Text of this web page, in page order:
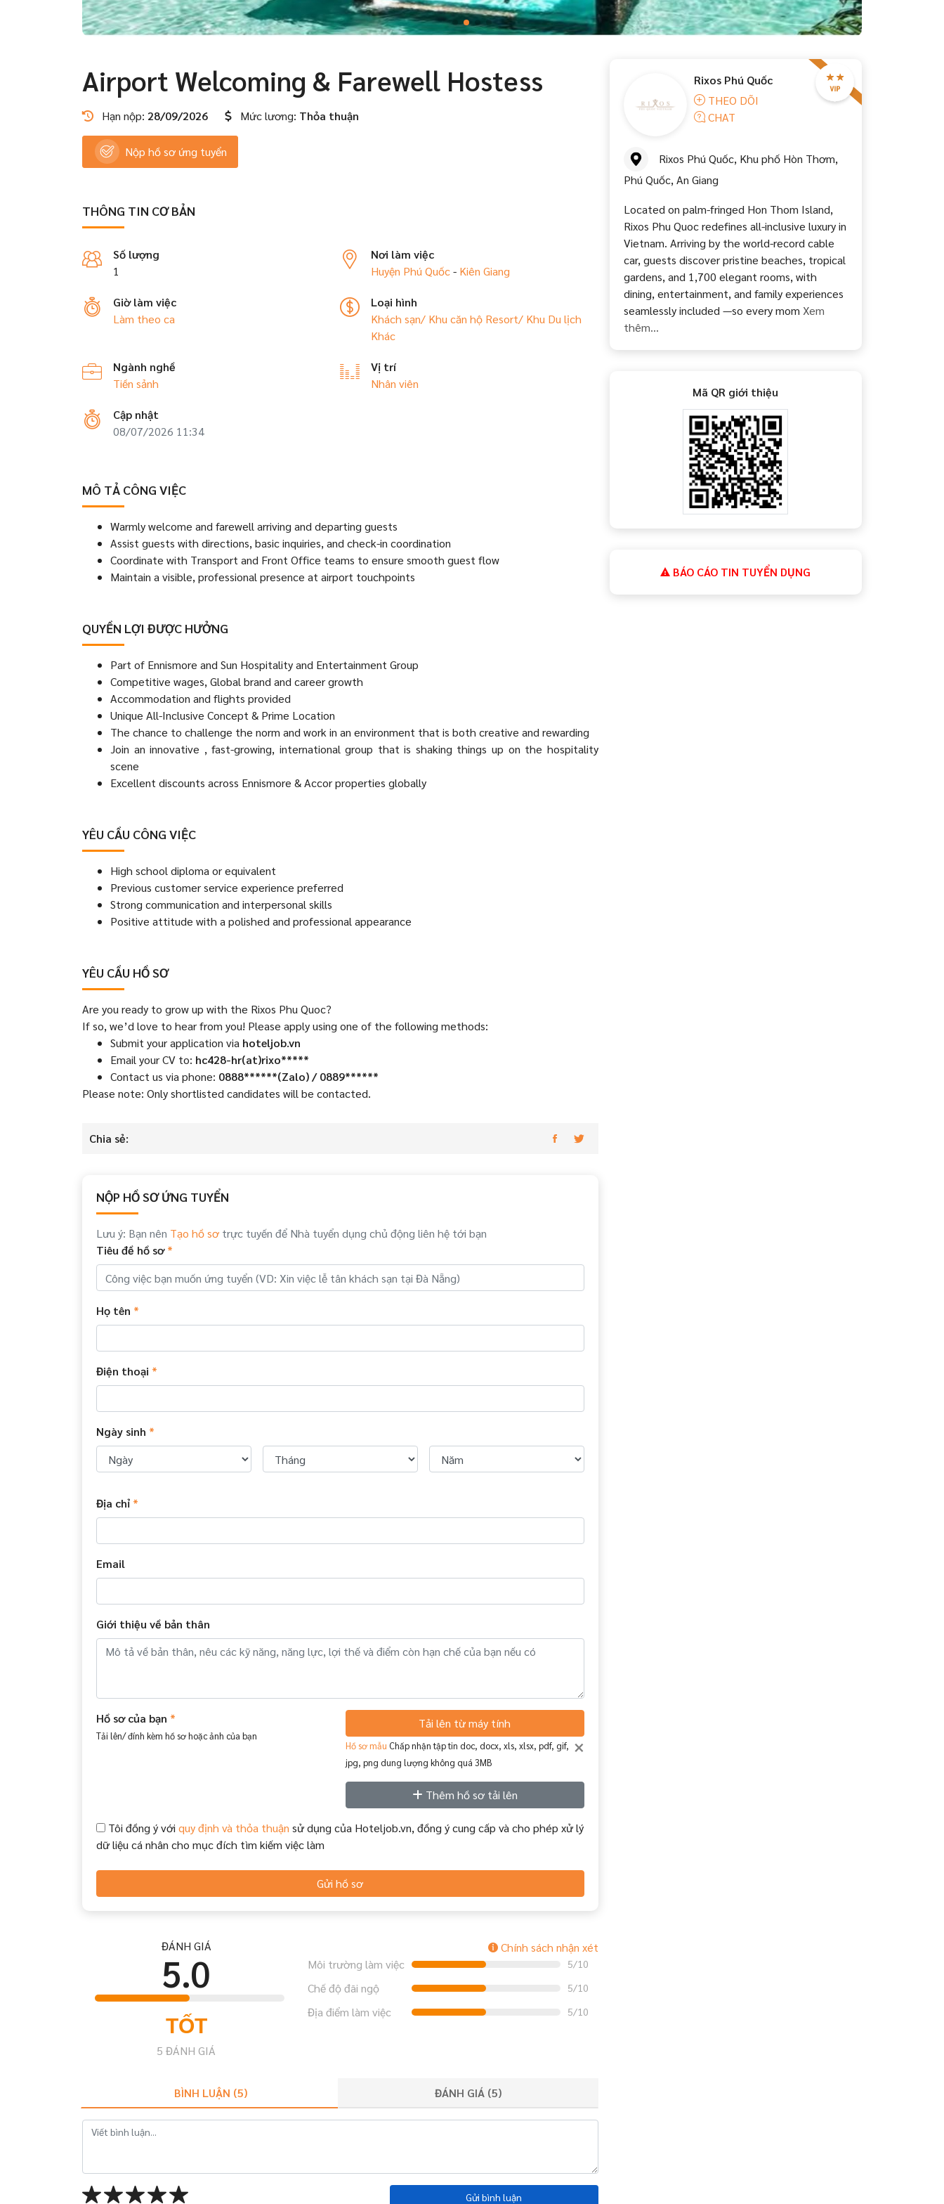
Airport Welcoming & Farewell Hostess
Hạn nộp: 28/09/2026 Mức lương: Thỏa thuận
Nộp hồ sơ ứng tuyển
THÔNG TIN CƠ BẢN
Số lượng
1
Nơi làm việc
Huyện Phú Quốc- Kiên Giang
Giờ làm việc
Làm theo ca
Loại hình
Khách sạn/ Khu căn hộ Resort/ Khu Du lịch
Khác
Ngành nghề
Tiền sảnh
Vị trí
Nhân viên
Cập nhật
08/07/2026 11:34
MÔ TẢ CÔNG VIỆC
Warmly welcome and farewell arriving and departing guests
Assist guests with directions, basic inquiries, and check-in coordination
Coordinate with Transport and Front Office teams to ensure smooth guest flow
Maintain a visible, professional presence at airport touchpoints
QUYỀN LỢI ĐƯỢC HƯỞNG
Part of Ennismore and Sun Hospitality and Entertainment Group
Competitive wages, Global brand and career growth
Accommodation and flights provided
Unique All-Inclusive Concept & Prime Location
The chance to challenge the norm and work in an environment that is both creative and rewarding
Join an innovative , fast-growing, international group that is shaking things up on the hospitality
scene
Excellent discounts across Ennismore & Accor properties globally
YÊU CẦU CÔNG VIỆC
High school diploma or equivalent
Previous customer service experience preferred
Strong communication and interpersonal skills
Positive attitude with a polished and professional appearance
YÊU CẦU HỒ SƠ
Are you ready to grow up with the Rixos Phu Quoc?
If so, we’d love to hear from you! Please apply using one of the following methods:
Submit your application via hoteljob.vn
Email your CV to: hc428-hr(at)rixo*****
Contact us via phone: 0888******(Zalo) / 0889******
Please note: Only shortlisted candidates will be contacted.
Chia sẻ:
NỘP HỒ SƠ ỨNG TUYỂN
Lưu ý: Bạn nên Tạo hồ sơ trực tuyến để Nhà tuyển dụng chủ động liên hệ tới bạn
Tiêu đề hồ sơ*
Họ tên *
Điện thoại *
Ngày sinh *
Địa chỉ *
Email
Giới thiệu về bản thân
Hồ sơ của bạn *
Tải lên/ đính kèm hồ sơ hoặc ảnh của bạn
Tải lên từ máy tính
×
Hồ sơ mẫu Chấp nhận tập tin doc, docx, xls, xlsx, pdf, gif,
jpg, png dung lượng không quá 3MB
Thêm hồ sơ tải lên
Tôi đồng ý với quy định và thỏa thuận sử dụng của Hoteljob.vn, đồng ý cung cấp và cho phép xử lý
dữ liệu cá nhân cho mục đích tìm kiếm việc làm
Gửi hồ sơ
ĐÁNH GIÁ
5.0
TỐT
5 ĐÁNH GIÁ
Chính sách nhận xét
Môi trường làm việc
5/10
Chế độ đãi ngộ 5/10
Địa điểm làm việc 5/10
BÌNH LUẬN (5) ĐÁNH GIÁ (5)
Gửi bình luận
Rixos Phú Quốc
THEO DÕI
CHAT
Rixos Phú Quốc, Khu phố Hòn Thơm,
Phú Quốc, An Giang
Located on palm-fringed Hon Thom Island,
Rixos Phu Quoc redefines all-inclusive luxury in
Vietnam. Arriving by the world-record cable
car, guests discover pristine beaches, tropical
gardens, and 1,700 elegant rooms, with
dining, entertainment, and family experiences
seamlessly included —so every mom Xem
thêm...
Mã QR giới thiệu
BÁO CÁO TIN TUYỂN DỤNG